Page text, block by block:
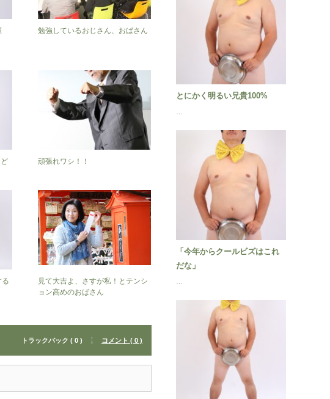
勉強しているおじさん、おばさん
頑張れワシ！！
る
見て大吉よ、さすが私！とテンシ
ョン高めのおばさん
トラックバック ( 0 ) コメント ( 0 )
とにかく明るい兄貴100%
「今年からクールビズはこれ
だな」